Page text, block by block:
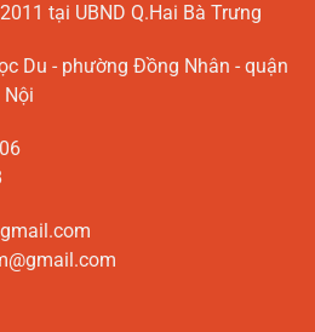
tại UBND Q.Hai Bà Trưng
Du - phường Đồng Nhân - quận
Nội